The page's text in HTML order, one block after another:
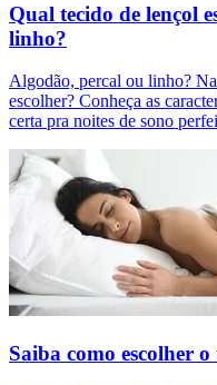
Qual tecido de lençol
linho?
Algodão, percal ou linho?
escolher? Conheça as
certa pra noites de sono
Saiba como escolher